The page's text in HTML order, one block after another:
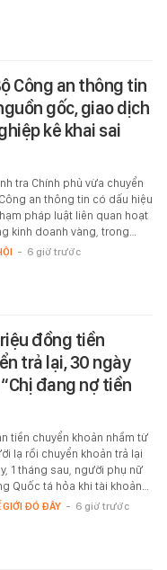
Công an thông tin
gốc, giao dịch
kê khai sai
tra Chính phủ vừa chuyển
an thông tin có dấu hiệu
pháp luật liên quan hoạt
kinh doanh vàng, trong…
- 6 giờ trước
đồng tiền
trả lại, 30 ngày
đang nợ tiền
tiền chuyển khoản nhầm từ
lạ rồi chuyển khoản trả lại
1 tháng sau, người phụ nữ
Quốc tá hỏa khi tài khoản…
GIỚI ĐÓ ĐÂY - 6 giờ trước